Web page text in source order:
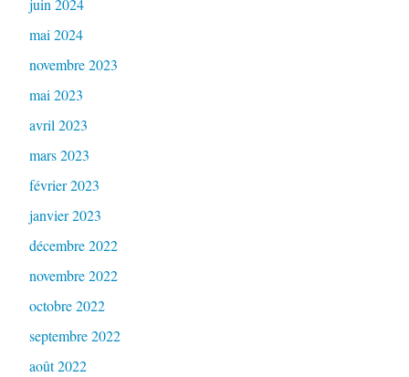
juin 2024
mai 2024
novembre 2023
mai 2023
avril 2023
mars 2023
février 2023
janvier 2023
décembre 2022
novembre 2022
octobre 2022
septembre 2022
août 2022